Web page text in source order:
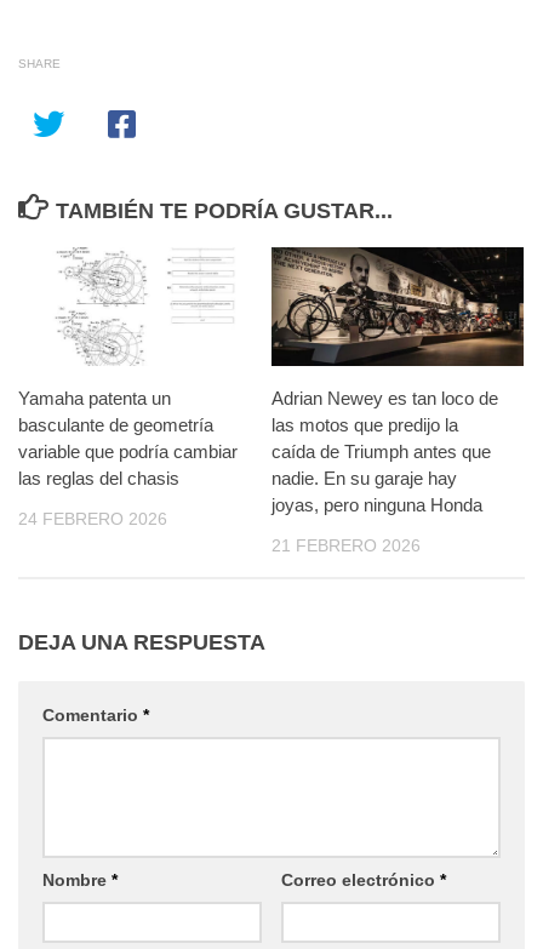
SHARE
TAMBIÉN TE PODRÍA GUSTAR...
Yamaha patenta un
basculante de geometría
variable que podría cambiar
las reglas del chasis
24 FEBRERO 2026
Adrian Newey es tan loco de
las motos que predijo la
caída de Triumph antes que
nadie. En su garaje hay
joyas, pero ninguna Honda
21 FEBRERO 2026
DEJA UNA RESPUESTA
Comentario *
Nombre * Correo electrónico *